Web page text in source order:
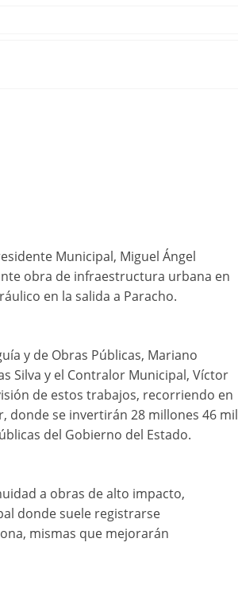
Municipal, Miguel Ángel
obra de infraestructura urbana en
en la salida a Paracho.
y de Obras Públicas, Mariano
Silva y el Contralor Municipal, Víctor
de estos trabajos, recorriendo en
donde se invertirán 28 millones 46 mil
del Gobierno del Estado.
a obras de alto impacto,
donde suele registrarse
mismas que mejorarán